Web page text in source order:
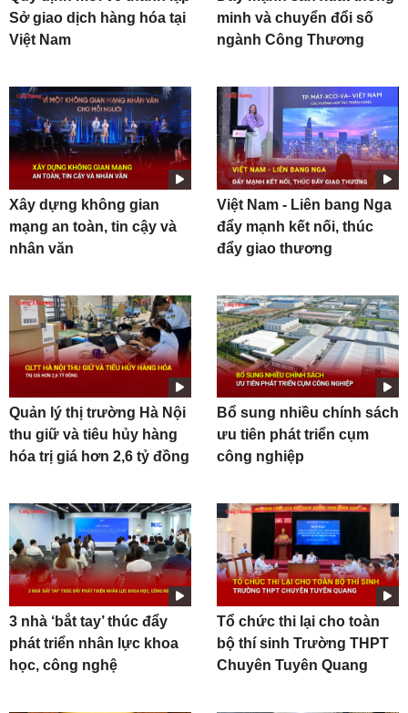
Sở giao dịch hàng hóa tại
Việt Nam
minh và chuyển đổi số
ngành Công Thương
Xây dựng không gian
mạng an toàn, tin cậy và
nhân văn
Việt Nam - Liên bang Nga
đẩy mạnh kết nối, thúc
đẩy giao thương
Quản lý thị trường Hà Nội
thu giữ và tiêu hủy hàng
hóa trị giá hơn 2,6 tỷ đồng
Bổ sung nhiều chính sách
ưu tiên phát triển cụm
công nghiệp
3 nhà ‘bắt tay’ thúc đẩy
phát triển nhân lực khoa
học, công nghệ
Tổ chức thi lại cho toàn
bộ thí sinh Trường THPT
Chuyên Tuyên Quang